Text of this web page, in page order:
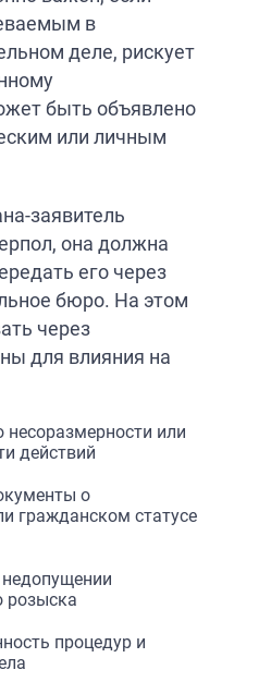
в
деле, рискует
быть объявлено
или личным
заявитель
она должна
его через
бюро. На этом
через
для влияния на
или
действий
о
гражданском статусе
розыска
процедур и